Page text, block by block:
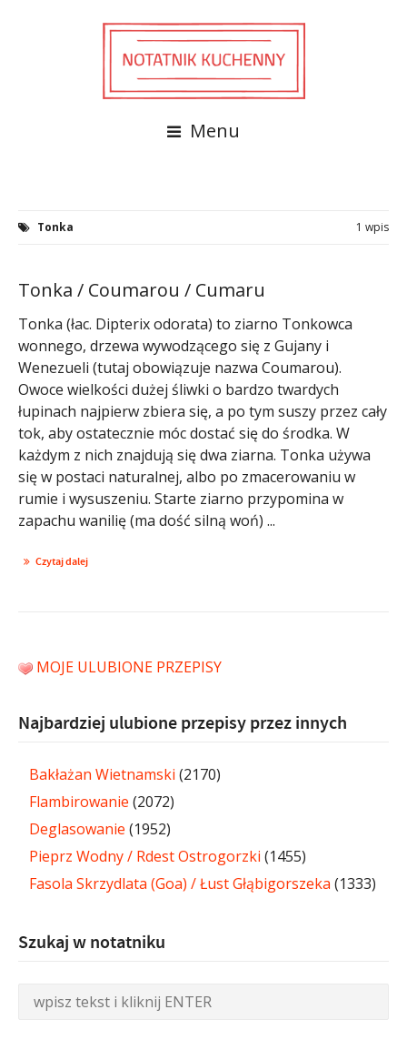
Menu
Tonka 1 wpis
Tonka / Coumarou / Cumaru
Tonka (łac. Dipterix odorata) to ziarno Tonkowca
wonnego, drzewa wywodzącego się z Gujany i
Wenezueli (tutaj obowiązuje nazwa Coumarou).
Owoce wielkości dużej śliwki o bardzo twardych
łupinach najpierw zbiera się, a po tym suszy przez cały
tok, aby ostatecznie móc dostać się do środka. W
każdym z nich znajdują się dwa ziarna. Tonka używa
się w postaci naturalnej, albo po zmacerowaniu w
rumie i wysuszeniu. Starte ziarno przypomina w
zapachu wanilię (ma dość silną woń) ...
Czytaj dalej
MOJE ULUBIONE PRZEPISY
Najbardziej ulubione przepisy przez innych
Bakłażan Wietnamski (2170)
Flambirowanie (2072)
Deglasowanie (1952)
Pieprz Wodny / Rdest Ostrogorzki (1455)
Fasola Skrzydlata (Goa) / Łust Głąbigorszeka (1333)
Szukaj w notatniku